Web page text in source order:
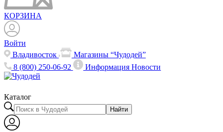
КОРЗИНА
Войти
Владивосток
Магазины “Чудодей”
8 (800) 250-06-92
ИнформацияНовости
Каталог
Найти